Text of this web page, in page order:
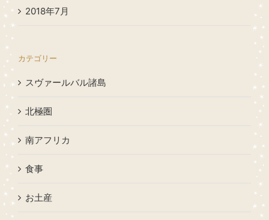
2018年7月
カテゴリー
スヴァールバル諸島
北極圏
南アフリカ
食事
お土産